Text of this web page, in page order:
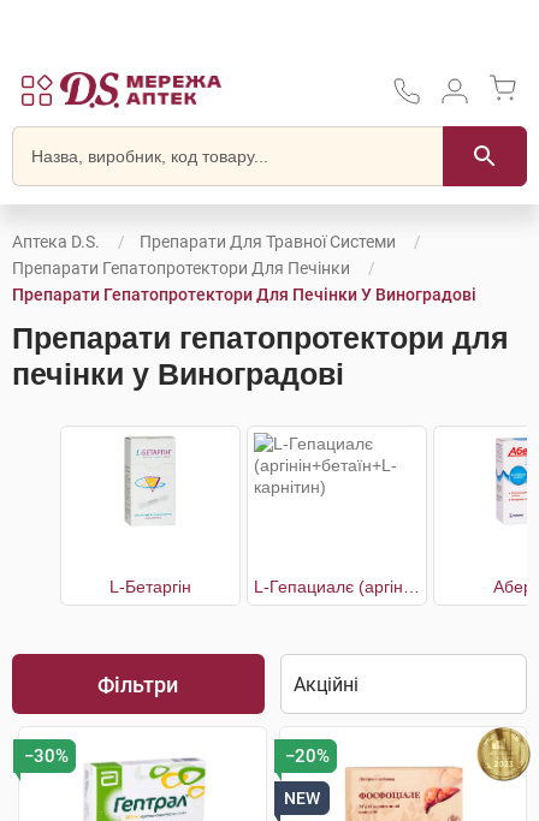
Аптека D.S.
Препарати Для Травної Системи
Препарати Гепатопротектори Для Печінки
Препарати Гепатопротектори Для Печінки У Виноградові
Препарати гепатопротектори для
печінки у Виноградові
L-Бетаргін
Фільтри
−30% −20%
NEW